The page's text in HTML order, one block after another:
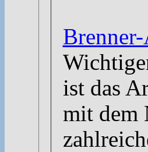
ist das
mit dem